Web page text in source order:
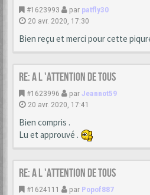
#1623993 par patfly30
20 avr. 2020, 17:30
Bien reçu et merci pour cette
Re: A L 'ATTENTION DE TOUS
#1623996 par Jeannot59
20 avr. 2020, 17:41
Bien compris .
Lu et approuvé .
Re: A L 'ATTENTION DE TOUS
#1624111 par Popof887